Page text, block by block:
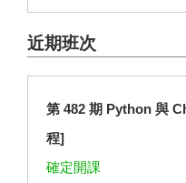
近期班次
第 482 期 Python 與
程]
確定開課